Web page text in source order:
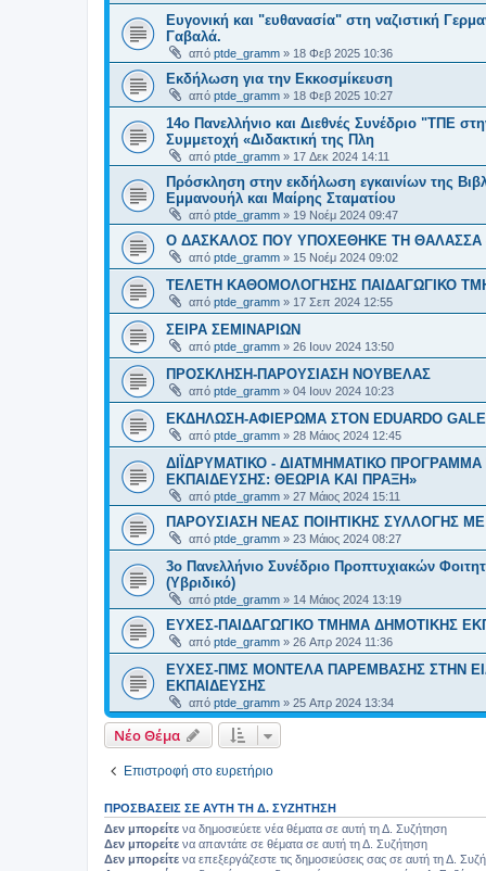
Ευγονική και "ευθανασία" στη ναζιστική
Γαβαλά.
από ptde_gramm » 18 Φεβ 2025 10:36
Εκδήλωση για την Εκκοσμίκευση
από ptde_gramm » 18 Φεβ 2025 10:27
14ο Πανελλήνιο και Διεθνές Συνέδριο "ΤΠΕ
Συμμετοχή «Διδακτική της Πλη
από ptde_gramm » 17 Δεκ 2024 14:11
Πρόσκληση στην εκδήλωση εγκαινίων της
Εμμανουήλ και Μαίρης Σταματίου
από ptde_gramm » 19 Νοέμ 2024 09:47
Ο ΔΑΣΚΑΛΟΣ ΠΟΥ ΥΠΟΧΕΘΗΚΕ ΤΗ ΘΑΛΑΣΣΑ -
από ptde_gramm » 15 Νοέμ 2024 09:02
ΤΕΛΕΤΗ ΚΑΘΟΜΟΛΟΓΗΣΗΣ ΠΑΙΔΑΓΩΓΙΚΟ
από ptde_gramm » 17 Σεπ 2024 12:55
ΣΕΙΡΑ ΣΕΜΙΝΑΡΙΩΝ
από ptde_gramm » 26 Ιουν 2024 13:50
ΠΡΟΣΚΛΗΣΗ-ΠΑΡΟΥΣΙΑΣΗ ΝΟΥΒΕΛΑΣ
από ptde_gramm » 04 Ιουν 2024 10:23
ΕΚΔΗΛΩΣΗ-ΑΦΙΕΡΩΜΑ ΣΤΟΝ EDUARDO
από ptde_gramm » 28 Μάιος 2024 12:45
ΔΙΪΔΡΥΜΑΤΙΚΟ - ΔΙΑΤΜΗΜΑΤΙΚΟ
ΕΚΠΑΙΔΕΥΣΗΣ: ΘΕΩΡΙΑ ΚΑΙ ΠΡΑΞΗ»
από ptde_gramm » 27 Μάιος 2024 15:11
ΠΑΡΟΥΣΙΑΣΗ ΝΕΑΣ ΠΟΙΗΤΙΚΗΣ ΣΥΛΛΟΓΗΣ
από ptde_gramm » 23 Μάιος 2024 08:27
3ο Πανελλήνιο Συνέδριο Προπτυχιακών
(Υβριδικό)
από ptde_gramm » 14 Μάιος 2024 13:19
ΕΥΧΕΣ-ΠΑΙΔΑΓΩΓΙΚΟ ΤΜΗΜΑ ΔΗΜΟΤΙΚΗΣ
από ptde_gramm » 26 Απρ 2024 11:36
ΕΥΧΕΣ-ΠΜΣ ΜΟΝΤΕΛΑ ΠΑΡΕΜΒΑΣΗΣ ΣΤΗΝ
ΕΚΠΑΙΔΕΥΣΗΣ
από ptde_gramm » 25 Απρ 2024 13:34
Νέο Θέμα
Επιστροφή στο ευρετήριο
ΠΡΟΣΒΆΣΕΙΣ ΣΕ ΑΥΤΉ ΤΗ Δ. ΣΥΖΉΤΗΣΗ
Δεν μπορείτε να δημοσιεύετε νέα θέματα σε αυτή τη Δ. Συζήτηση
Δεν μπορείτε να απαντάτε σε θέματα σε αυτή τη Δ. Συζήτηση
Δεν μπορείτε να επεξεργάζεστε τις δημοσιεύσεις σας σε αυτή τη Δ.